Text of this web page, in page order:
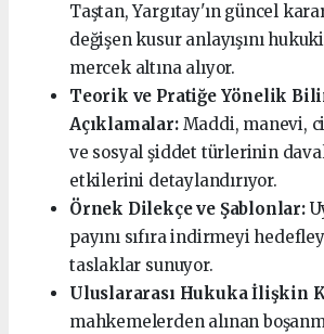
Taştan, Yargıtay'ın güncel
değişen kusur anlayışını
mercek altına alıyor.
Teorik ve Pratiğe Yönelik
Açıklamalar:Maddi, manevi,
ve sosyal şiddet türlerinin
etkilerini detaylandırıyor.
Örnek Dilekçe ve Şablonlar:
payını sıfıra indirmeyi
taslaklar sunuyor.
Uluslararası Hukuka İlişkin
mahkemelerden alınan